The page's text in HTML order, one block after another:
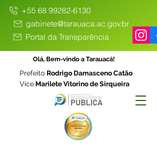
+55 68 99282-6130
gabinete@tarauaca.ac.gov.br
Portal da Transparência
Olá, Bem-vindo a Tarauacá!
Prefeito Rodrigo Damasceno Catão
Vice Marilete Vitorino de Sirqueira